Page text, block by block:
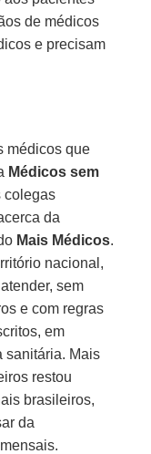
de médicos
e precisam
médicos que
Médicos sem
colegas
da
Mais Médicos.
nacional,
sem
e com regras
em
sanitária. Mais
restou
brasileiros,
da